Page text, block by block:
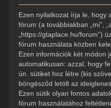
Ezen nyilatkozat írja le, hogy
fórum (a továbbiakban „mi”,
„https://gtaplace.hu/forum”)
fórum használata közben
Ezen információk két módon
automatikusan: azzal, hogy
ún. sütiket hoz létre (kis
böngésződ letölt az
Ezen sütik olyan fontos
fórum használatához